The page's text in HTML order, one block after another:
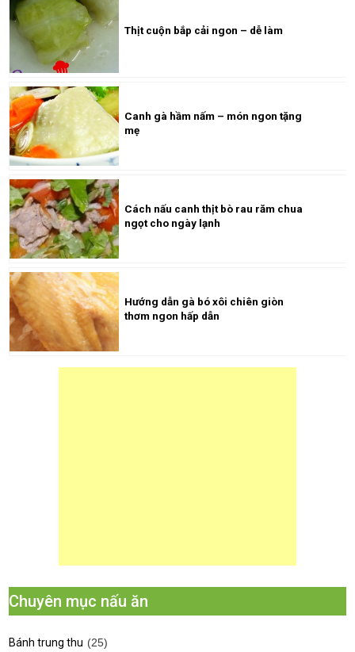
Thịt cuộn bắp cải ngon – dễ làm
Canh gà hầm nấm – món ngon tặng
mẹ
Cách nấu canh thịt bò rau răm chua
ngọt cho ngày lạnh
Hướng dẫn gà bó xôi chiên giòn
thơm ngon hấp dẫn
Chuyên mục nấu ăn
Bánh trung thu (25)